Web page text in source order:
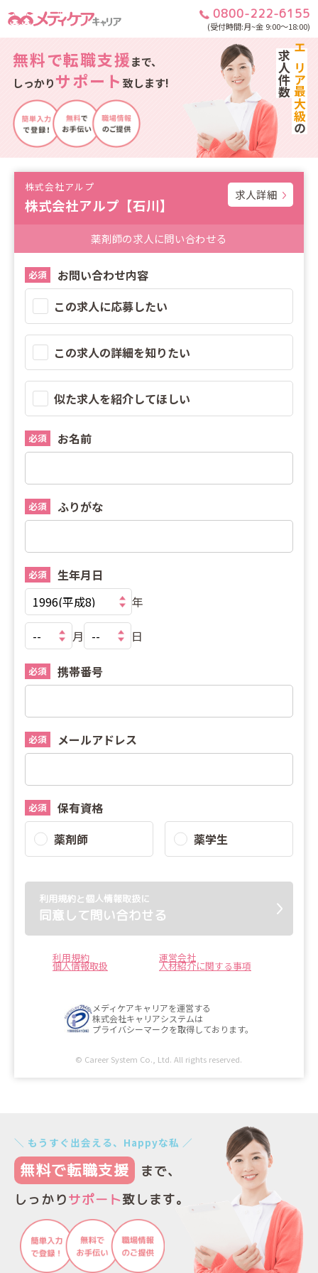
0800-222-6155
(受付時間:月~金 9:00～18:00)
無料で転職支援まで、
しっかりサポート致します! エリア最大級
の
求人件数
株式会社アルプ
株式会社アルプ【石川】
求人詳細
薬剤師の求人に問い合わせる
必須
お問い合わせ内容
この求人に応募したい
この求人の詳細を知りたい
似た求人を紹介してほしい
必須 お名前
必須 ふりがな
必須
生年月日
年
月
日
必須 携帯番号
必須 メールアドレス
必須
保有資格
薬剤師
薬学生
利用規約と個人情報取扱に
同意して問い合わせる
利用規約 運営会社
個人情報取扱 人材紹介に関する事項
メディケアキャリアを運営する
株式会社キャリアシステムは
プライバシーマークを取得しております。
© Career System Co., Ltd. All rights reserved.
＼ もうすぐ出会える、Happyな私 ／
無料で転職支援
まで、
しっかりサポート致します。